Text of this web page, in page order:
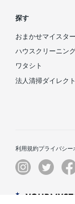
探す
おまかせマイスター
ハウスクリーニン
ワタシト
法人清掃ダイレクト
利用規約プライバシー